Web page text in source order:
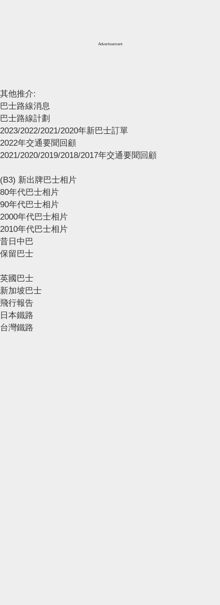
Advertisement
其他推介:
巴士路線消息
巴士路線計劃
2023/2022/2021/2020年新巴士訂單
2022年交通要聞回顧
2021/2020/2019/2018/2017年交通要聞回顧
(B3) 新出牌巴士相片
80年代巴士相片
90年代巴士相片
2000年代巴士相片
2010年代巴士相片
昔日中巴
保留巴士
英國巴士
新加坡巴士
飛行報告
日本鐵路
台灣鐵路